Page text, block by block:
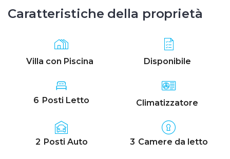
Caratteristiche della proprietà
Villa con Piscina Disponibile
6 Posti Letto Climatizzatore
2 Posti Auto 3 Camere da letto